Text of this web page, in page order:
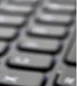
sigara 120 TL, en
pa...